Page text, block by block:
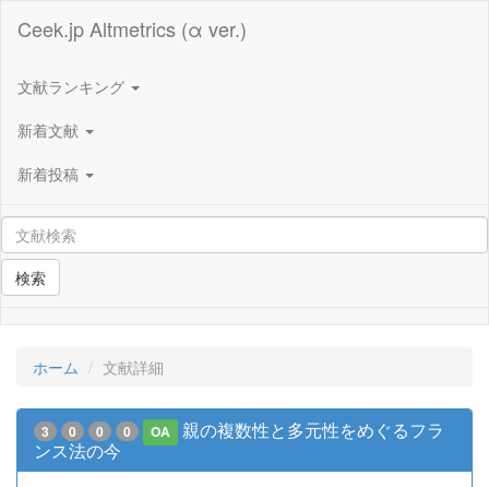
Ceek.jp Altmetrics (α ver.)
文献ランキング
新着文献
新着投稿
検索
ホーム 文献詳細
3 0 0 0 OA
親の複数性と多元性をめぐるフラ
ンス法の今